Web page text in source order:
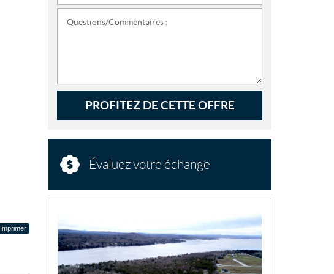
Imprimer
Questions/Commentaires :
PROFITEZ DE CETTE OFFRE
Évaluez votre échange
O
U
V